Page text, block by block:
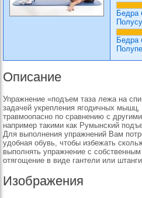
Бедра
Бедра
Описание
Упражнение «подъем таза лежа на
задачей укрепления ягодичных мышц,
травмоопасно по сравнению с
например такими как Румынский
Для выполнения упражнений Вам
удобная обувь, чтобы избежать
выполнять упражнение с
отягощение в виде гантели или
Изображения